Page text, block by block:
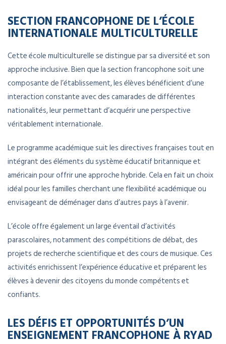
SECTION FRANCOPHONE DE L’ÉCOLE
INTERNATIONALE MULTICULTURELLE
Cette école multiculturelle se distingue par sa diversité et son
approche inclusive. Bien que la section francophone soit une
composante de l’établissement, les élèves bénéficient d’une
interaction constante avec des camarades de différentes
nationalités, leur permettant d’acquérir une perspective
véritablement internationale.
Le programme académique suit les directives françaises tout en
intégrant des éléments du système éducatif britannique et
américain pour offrir une approche hybride. Cela en fait un choix
idéal pour les familles cherchant une flexibilité académique ou
envisageant de déménager dans d’autres pays à l’avenir.
L’école offre également un large éventail d’activités
parascolaires, notamment des compétitions de débat, des
projets de recherche scientifique et des cours de musique. Ces
activités enrichissent l’expérience éducative et préparent les
élèves à devenir des citoyens du monde compétents et
confiants.
LES DÉFIS ET OPPORTUNITÉS D’UN
ENSEIGNEMENT FRANCOPHONE À RYAD